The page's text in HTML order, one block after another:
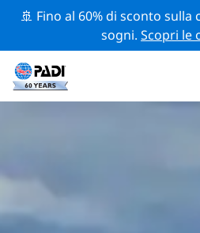
🚢 Fino al 60% di sconto
sogni.Scopri le